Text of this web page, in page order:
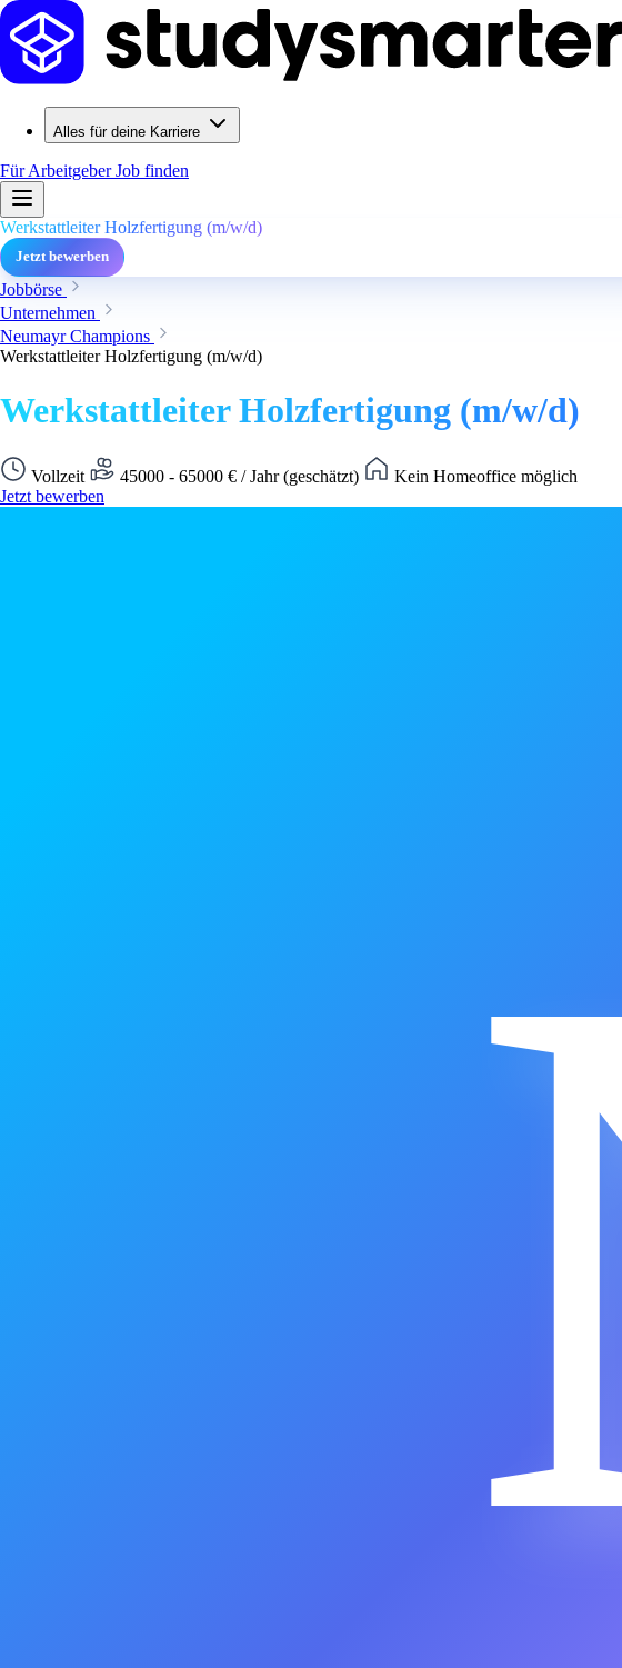
Alles für deine Karriere
Für ArbeitgeberJob finden
Werkstattleiter Holzfertigung (m/w/d)
Jetzt bewerben
Jobbörse
Unternehmen
Neumayr Champions
Werkstattleiter Holzfertigung (m/w/d)
Werkstattleiter Holzfertigung (m/w/d)
Vollzeit 45000 - 65000 € / Jahr (geschätzt)
Kein Homeoffice möglich
Jetzt bewerben